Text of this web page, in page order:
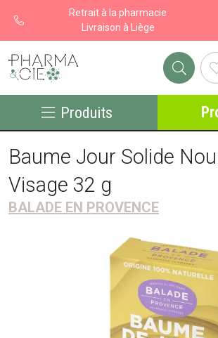
Retrait à la pharmacie
Livraison à Liège
Pharma&cie - Pharmacie des Franchises
Produits
Baume Jour Solide
Visage 32 g
BALADE EN PROVENCE